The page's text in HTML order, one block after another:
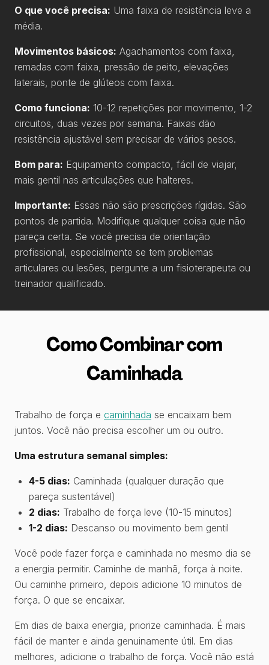
O que você precisa: Uma faixa de resistência leve a
média.
Movimentos básicos: Agachamentos com faixa,
remadas com faixa, pressão de peito, elevações
laterais, ponte de glúteos com faixa.
Como funciona: 10-12 repetições por movimento, 1-2
circuitos, duas vezes por semana. Faixas dão
resistência ajustável sem precisar de vários pesos.
Bom para: Equipamento compacto, fácil de viajar,
mais gentil nas articulações que halteres.
Importante: Essas não são prescrições rígidas. São
pontos de partida. Modifique qualquer coisa que não
pareça certa. Se você precisa de orientação
profissional, especialmente se tem problemas
articulares ou lesões, pergunte a um fisioterapeuta ou
treinador qualificado.
Como Combinar com
Caminhada
Trabalho de força e caminhada se encaixam bem
juntos. Você não precisa escolher um ou outro.
Uma estrutura semanal simples:
4-5 dias: Caminhada (qualquer duração que
pareça sustentável)
2 dias: Trabalho de força leve (10-15 minutos)
1-2 dias: Descanso ou movimento bem gentil
Você pode fazer força e caminhada no mesmo dia se
a energia permitir. Caminhe de manhã, força à noite.
Ou caminhe primeiro, depois adicione 10 minutos de
força. O que se encaixar.
Em dias de baixa energia, priorize caminhada. É mais
fácil de manter e ainda genuinamente útil. Em dias
melhores, adicione o trabalho de força. Você não está